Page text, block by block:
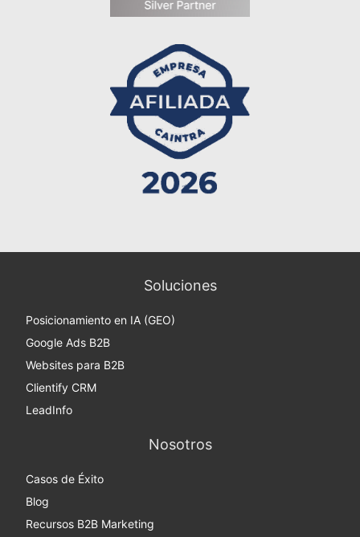
Soluciones
Posicionamiento en IA (GEO)
Google Ads B2B
Websites para B2B
Clientify CRM
LeadInfo
Nosotros
Casos de Éxito
Blog
Recursos B2B Marketing